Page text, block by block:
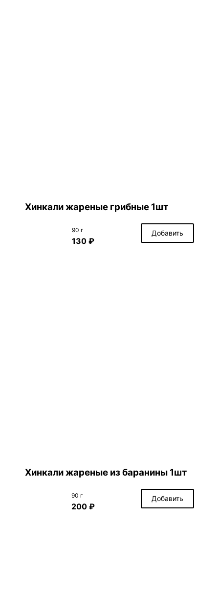
Хинкали жареные грибные 1шт
90 г
130 ₽
Добавить
Хинкали жареные из баранины 1шт
90 г
200 ₽
Добавить